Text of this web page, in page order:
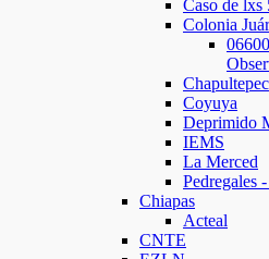
Caso de lxs
Colonia
Chapultepec
Coyuya
Deprimido
IEMS
La Merced
Pedregales
Chiapas
Acteal
CNTE